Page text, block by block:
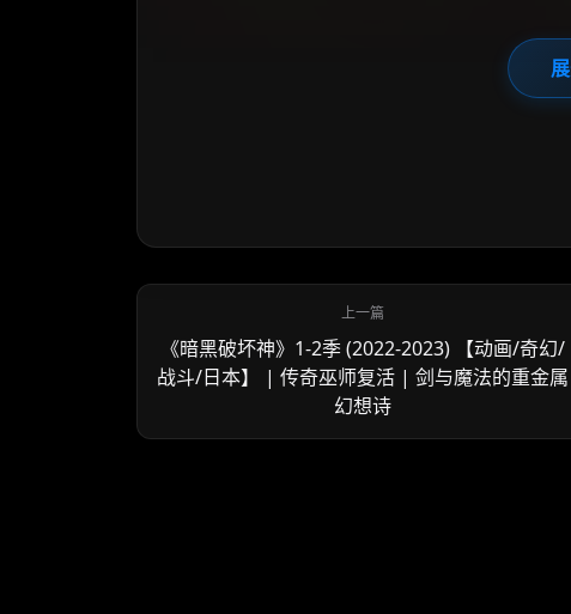
《暗黑破坏神》1-2季 (2022-2023) 【动画/奇幻/
战斗/日本】 | 传奇巫师复活 | 剑与魔法的重金属
幻想诗